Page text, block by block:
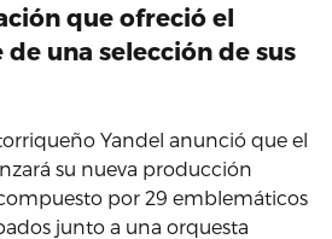
que ofreció el
una selección de sus
Yandel anunció que el
su nueva producción
compuesto por 29 emblemáticos
junto a una orquesta